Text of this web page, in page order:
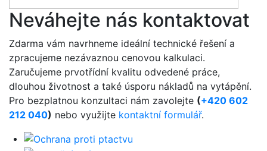
Neváhejte nás kontaktovat
Zdarma vám navrhneme ideální technické řešení a
zpracujeme nezávaznou cenovou kalkulaci.
Zaručujeme prvotřídní kvalitu odvedené práce,
dlouhou životnost a také úsporu nákladů na vytápění.
Pro bezplatnou konzultaci nám zavolejte (+420 602
212 040) nebo využijte kontaktní formulář.